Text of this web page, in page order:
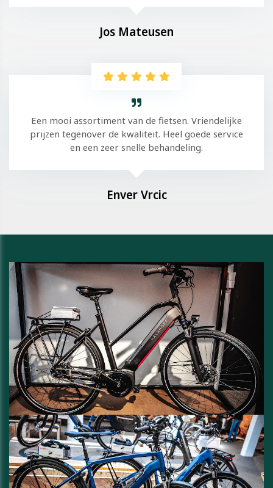
Jos Mateusen
Enver Vrcic
Een mooi assortiment van de fietsen. Vriendelijke
prijzen tegenover de kwaliteit. Heel goede service
en een zeer snelle behandeling.